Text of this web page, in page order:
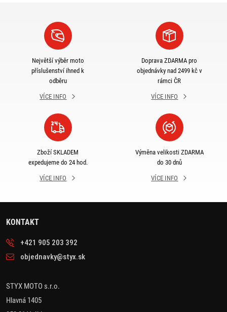
Největší výběr moto
příslušenství ihned k
odběru
VÍCE INFO
Doprava ZDARMA pro
objednávky nad 2499 kč v
rámci ČR
VÍCE INFO
Zboží SKLADEM
expedujeme do 24 hod.
VÍCE INFO
Výměna velikosti ZDARMA
do 30 dnů
VÍCE INFO
KONTAKT
+421 905 203 392
objednavky@styx.sk
STYX MOTO s.r.o.
Hlavná 1405